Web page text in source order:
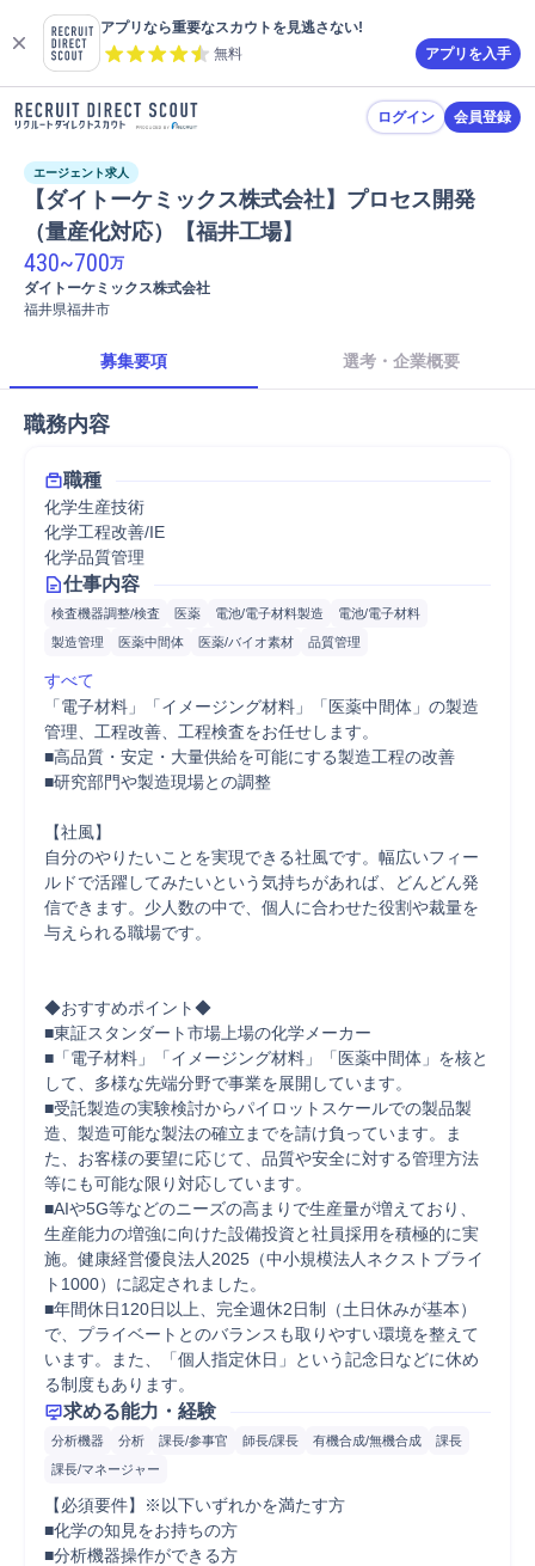
アプリなら重要なスカウトを見逃さない!
無料
アプリを入手
ログイン 会員登録
エージェント求人
【ダイトーケミックス株式会社】プロセス開発
（量産化対応）【福井工場】
430~700万
ダイトーケミックス株式会社
福井県福井市
募集要項 選考・企業概要
職務内容
職種
化学生産技術
化学工程改善/IE
化学品質管理
仕事内容
検査機器調整/検査 医薬 電池/電子材料製造
電池/電子材料
製造管理
医薬中間体 医薬/バイオ素材 品質管理
すべて
「電子材料」「イメージング材料」「医薬中間体」の製造
管理、工程改善、工程検査をお任せします。
■高品質・安定・大量供給を可能にする製造工程の改善
■研究部門や製造現場との調整
【社風】
自分のやりたいことを実現できる社風です。幅広いフィー
ルドで活躍してみたいという気持ちがあれば、どんどん発
信できます。少人数の中で、個人に合わせた役割や裁量を
与えられる職場です。
◆おすすめポイント◆
■東証スタンダート市場上場の化学メーカー
■「電子材料」「イメージング材料」「医薬中間体」を核と
して、多様な先端分野で事業を展開しています。
■受託製造の実験検討からパイロットスケールでの製品製
造、製造可能な製法の確立までを請け負っています。ま
た、お客様の要望に応じて、品質や安全に対する管理方法
等にも可能な限り対応しています。
■AIや5G等などのニーズの高まりで生産量が増えており、
生産能力の増強に向けた設備投資と社員採用を積極的に実
施。健康経営優良法人2025（中小規模法人ネクストブライ
ト1000）に認定されました。
■年間休日120日以上、完全週休2日制（土日休みが基本）
で、プライベートとのバランスも取りやすい環境を整えて
います。また、「個人指定休日」という記念日などに休め
る制度もあります。
求める能力・経験
分析機器 分析 課長/参事官 師長/課長 有機合成/無機合成
課長
課長/マネージャー
【必須要件】※以下いずれかを満たす方
■化学の知見をお持ちの方
■分析機器操作ができる方